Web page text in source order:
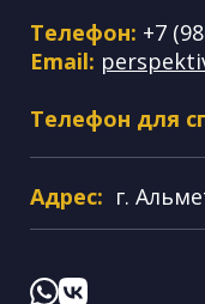
Телефон: +7
Email:
Телефон для
Адрес: г.